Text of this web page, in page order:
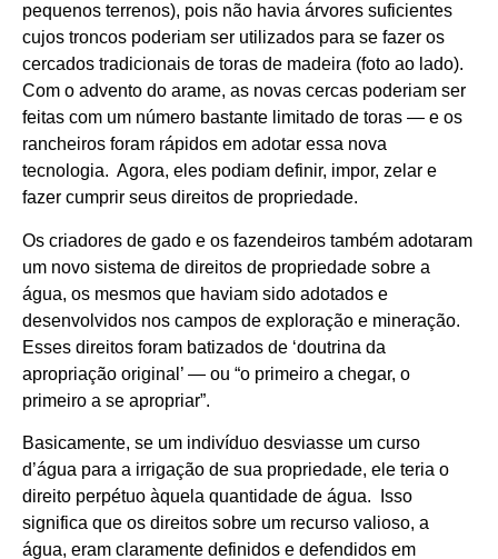
pequenos terrenos), pois não havia árvores suficientes
cujos troncos poderiam ser utilizados para se fazer os
cercados tradicionais de toras de madeira (foto ao lado).
Com o advento do arame, as novas cercas poderiam ser
feitas com um número bastante limitado de toras — e os
rancheiros foram rápidos em adotar essa nova
tecnologia. Agora, eles podiam definir, impor, zelar e
fazer cumprir seus direitos de propriedade.
Os criadores de gado e os fazendeiros também adotaram
um novo sistema de direitos de propriedade sobre a
água, os mesmos que haviam sido adotados e
desenvolvidos nos campos de exploração e mineração.
Esses direitos foram batizados de ‘doutrina da
apropriação original’ — ou “o primeiro a chegar, o
primeiro a se apropriar”.
Basicamente, se um indivíduo desviasse um curso
d’água para a irrigação de sua propriedade, ele teria o
direito perpétuo àquela quantidade de água. Isso
significa que os direitos sobre um recurso valioso, a
água, eram claramente definidos e defendidos em